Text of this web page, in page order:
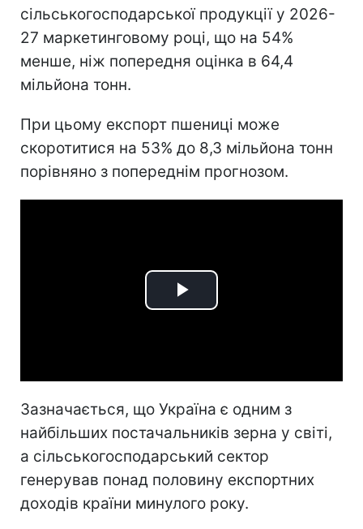
сільськогосподарської продукції у 2026-
27 маркетинговому році, що на 54%
менше, ніж попередня оцінка в 64,4
мільйона тонн.
При цьому експорт пшениці може
скоротитися на 53% до 8,3 мільйона тонн
порівняно з попереднім прогнозом.
Play
Зазначається, що Україна є одним з
найбільших постачальників зерна у світі,
а сільськогосподарський сектор
генерував понад половину експортних
доходів країни минулого року.